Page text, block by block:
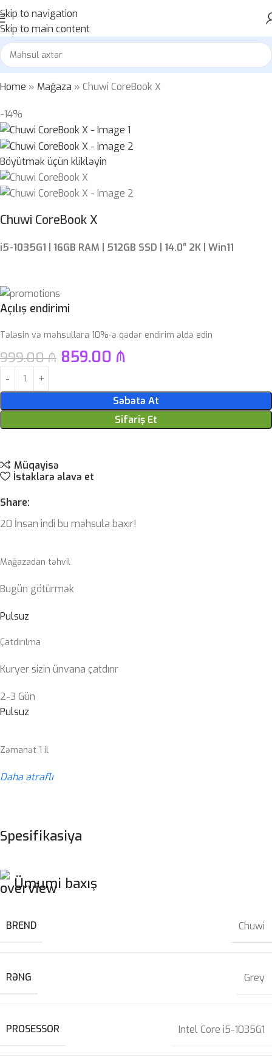
Skip to navigation
Skip to main content
Home » Mağaza » Chuwi CoreBook X
-14%
Böyütmək üçün klikləyin
Chuwi CoreBook X
i5-1035G1 | 16GB RAM | 512GB SSD | 14.0″ 2K | Win11
Açılış endirimi
Tələsin və məhsullara 10%-ə qədər endirim əldə edin
999.00₼ 859.00 ₼
Səbətə At
Sifariş Et
Müqayisə
İstəklərə əlavə et
Share:
20 İnsan indi bu məhsula baxır!
Mağazadan təhvil
Bugün götürmək
Pulsuz
Çatdırılma
Kuryer sizin ünvana çatdırır
2-3 Gün
Pulsuz
Zəmanət 1 il
Daha ətraflı
Spesifikasiya
Ümumi baxış
BREND Chuwi
RƏNG Grey
PROSESSOR Intel Core i5-1035G1